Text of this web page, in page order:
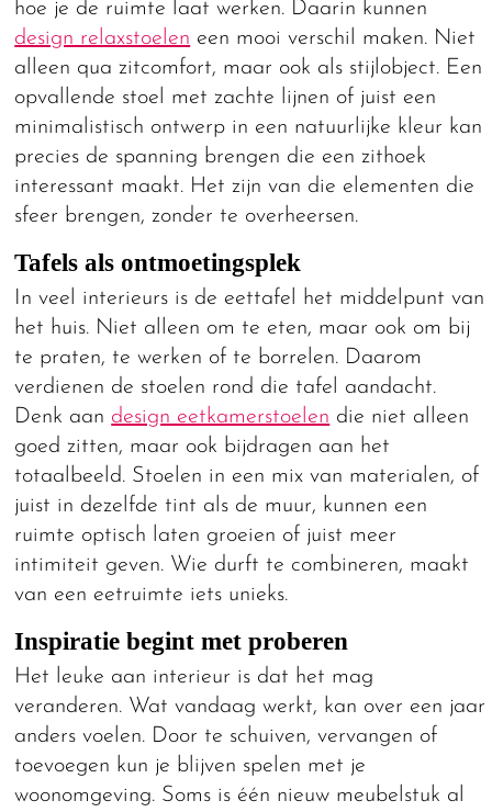
hoe je de ruimte laat werken. Daarin kunnen
design relaxstoelen een mooi verschil maken. Niet
alleen qua zitcomfort, maar ook als stijlobject. Een
opvallende stoel met zachte lijnen of juist een
minimalistisch ontwerp in een natuurlijke kleur kan
precies de spanning brengen die een zithoek
interessant maakt. Het zijn van die elementen die
sfeer brengen, zonder te overheersen.
Tafels als ontmoetingsplek
In veel interieurs is de eettafel het middelpunt van
het huis. Niet alleen om te eten, maar ook om bij
te praten, te werken of te borrelen. Daarom
verdienen de stoelen rond die tafel aandacht.
Denk aan design eetkamerstoelen die niet alleen
goed zitten, maar ook bijdragen aan het
totaalbeeld. Stoelen in een mix van materialen, of
juist in dezelfde tint als de muur, kunnen een
ruimte optisch laten groeien of juist meer
intimiteit geven. Wie durft te combineren, maakt
van een eetruimte iets unieks.
Inspiratie begint met proberen
Het leuke aan interieur is dat het mag
veranderen. Wat vandaag werkt, kan over een jaar
anders voelen. Door te schuiven, vervangen of
toevoegen kun je blijven spelen met je
woonomgeving. Soms is één nieuw meubelstuk al